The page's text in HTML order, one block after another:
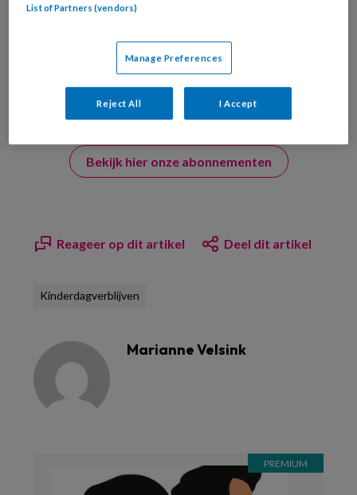
uw profiel in overeenstemming met ons
Bekijk hier onze abonnementen
Reageer op dit artikel Deel dit artikel
Kinderdagverblijven
Marianne Velsink
List of Partners (vendors)
Manage Preferences
Reject All I Accept